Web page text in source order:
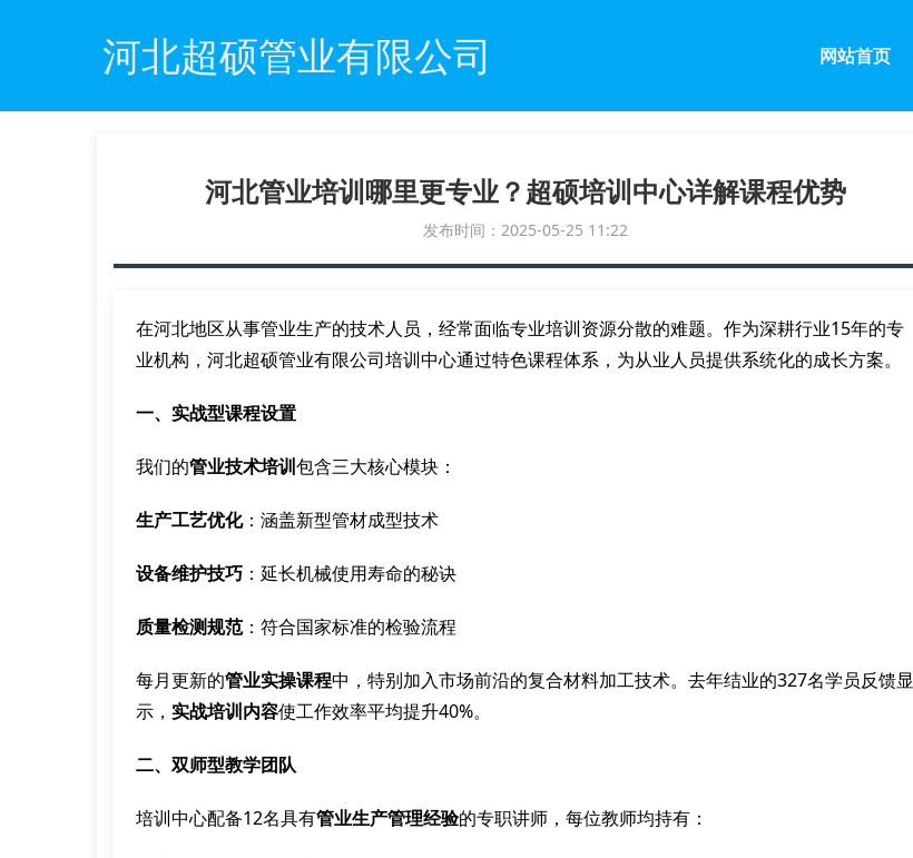
河北超硕管业有限公司 网站首页
河北管业培训哪里更专业？超硕培训中心详解课程优势
发布时间：2025-05-25 11:22
在河北地区从事管业生产的技术人员，经常面临专业培训资源分散的难题。作为深耕行业15年的专
业机构，河北超硕管业有限公司培训中心通过特色课程体系，为从业人员提供系统化的成长方案。
一、实战型课程设置
我们的管业技术培训包含三大核心模块：
生产工艺优化：涵盖新型管材成型技术
设备维护技巧 ：延长机械使用寿命的秘诀
质量检测规范：符合国家标准的检验流程
每月更新的管业实操课程中，特别加入市场前沿的复合材料加工技术。去年结业的327名学员反馈显
示， 实战培训内容使工作效率平均提升40%。
二、双师型教学团队
培训中心配备12名具有管业生产管理经验的专职讲师，每位教师均持有：